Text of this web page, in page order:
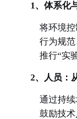
1、体系化
将环境
行为规
推行“实
2、人员：
通过持
鼓励技